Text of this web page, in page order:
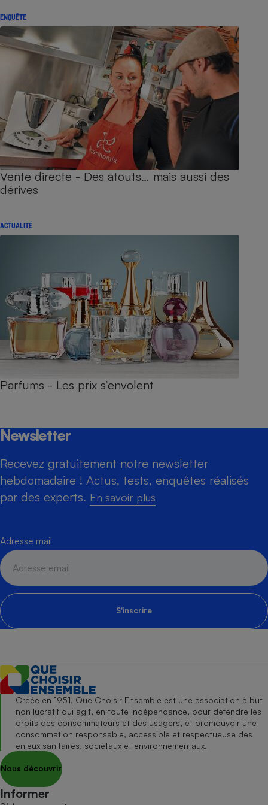
ENQUÊTE
Vente directe - Des atouts… mais aussi des
dérives
ACTUALITÉ
Parfums - Les prix s’envolent
Newsletter
Recevez gratuitement notre newsletter
hebdomadaire ! Actus, tests, enquêtes réalisés
par des experts. En savoir plus
Adresse mail
S'inscrire
Créée en 1951, Que Choisir Ensemble est une association à but
non lucratif qui agit, en toute indépendance, pour défendre les
droits des consommateurs et des usagers, et promouvoir une
consommation responsable, accessible et respectueuse des
enjeux sanitaires, sociétaux et environnementaux.
Nous découvrir
Informer